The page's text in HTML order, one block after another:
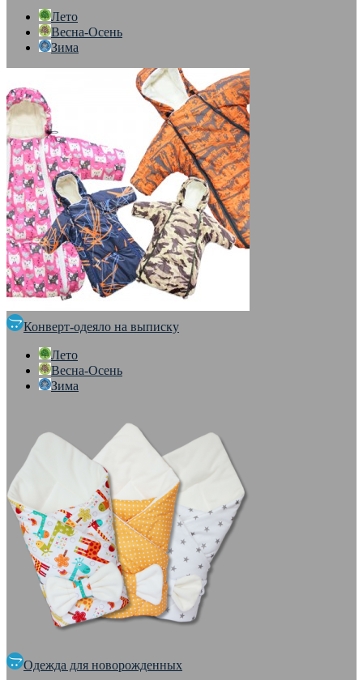
Лето
Весна-Осень
Зима
Конверт-одеяло на выписку
Лето
Весна-Осень
Зима
Одежда для новорожденных